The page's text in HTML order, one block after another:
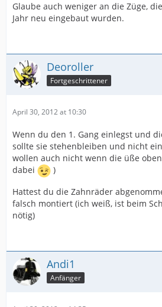
Glaube auch weniger an die Züge,
Jahr neu eingebaut wurden.
Deoroller
Fortgeschrittener
April 30, 2012 at 10:30
Wenn du den 1. Gang einlegst und
sollte sie stehenbleiben und nicht
wollen auch nicht wenn die üße
dabei
)
Hattest du die Zahnräder
falsch montiert (ich weiß, ist beim
nötig)
Andi1
Anfänger